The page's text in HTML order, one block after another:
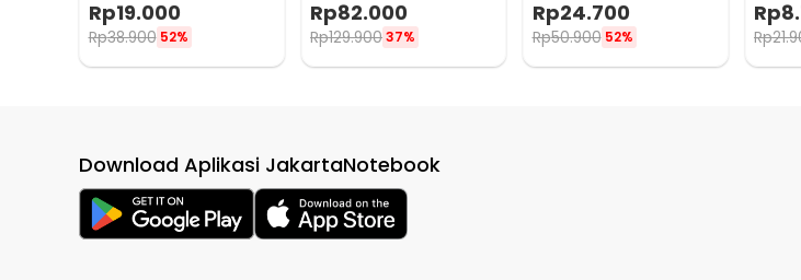
Rp19.000
Rp38.900 52%
Rp82.000
Rp129.90037%
302
Rp24.700
Rp50.900 52%
Rp
Rp
Download Aplikasi JakartaNotebook